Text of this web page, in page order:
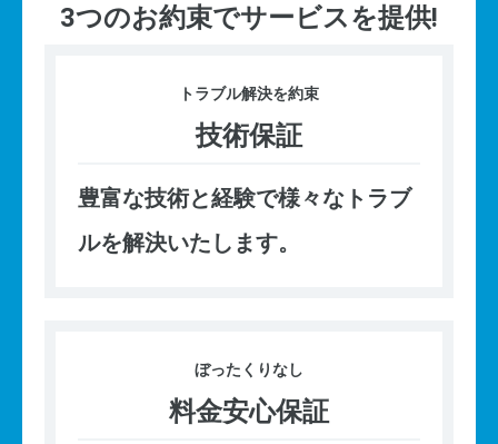
3つのお約束でサービスを提供!
トラブル解決を約束
技術保証
豊富な技術と経験で様々なトラブ
ルを解決いたします。
ぼったくりなし
料金安心保証